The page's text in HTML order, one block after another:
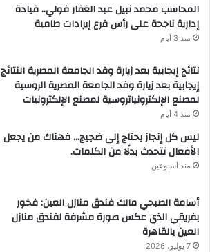
المحاسب محمد نبيل عبد الغفار فولي.. قيادة
إدارية ناجحة على رأس فرع إيرادات طامية
منذ 3 أيام
نتائج إيجابية بعد زيارة وفد الجامعة المصرية النتائج
إيجابية بعد زيارة وفد الجامعة المصرية الروسية
لمصنع الإلكترونياتروسية لمصنع الإلكترونيات
منذ 4 أيام
ليس كل إنجاز يحتاج إلى ضجيج… فهناك من يجعل
الأفعال تتحدث بدلًا من الكلمات.
منذ أسبوعين
أسامة الصبحي مالك فندق منازل العين: فخور
بفريقي الذي عكس صورة مشرفة لفندق منازل
العين بالقاهرة
7 يوليو، 2026